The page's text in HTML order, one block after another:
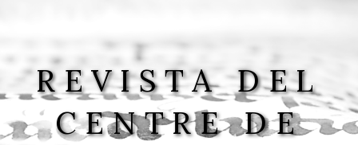
REVISTA DEL
CENTRE DE